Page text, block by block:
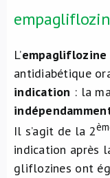
L’empagliflozine
antidiabétique
indication : la
Il s’agit de la 2
indication après
gliflozines ont